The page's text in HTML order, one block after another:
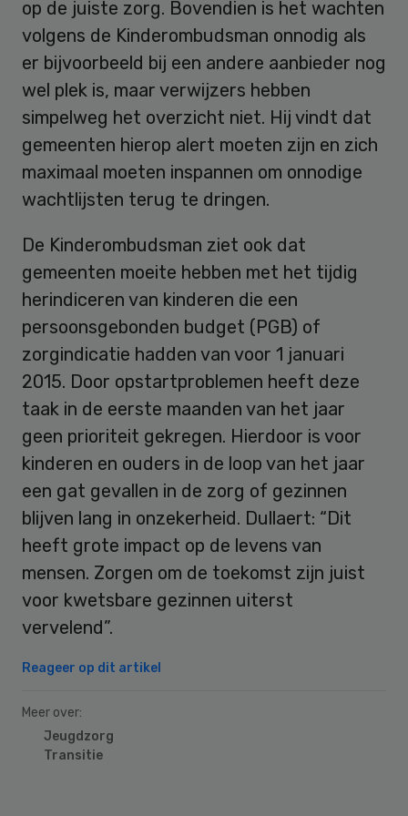
op de juiste zorg. Bovendien is het wachten
volgens de Kinderombudsman onnodig als
er bijvoorbeeld bij een andere aanbieder nog
wel plek is, maar verwijzers hebben
simpelweg het overzicht niet. Hij vindt dat
gemeenten hierop alert moeten zijn en zich
maximaal moeten inspannen om onnodige
wachtlijsten terug te dringen.
De Kinderombudsman ziet ook dat
gemeenten moeite hebben met het tijdig
herindiceren van kinderen die een
persoonsgebonden budget (PGB) of
zorgindicatie hadden van voor 1 januari
2015. Door opstartproblemen heeft deze
taak in de eerste maanden van het jaar
geen prioriteit gekregen. Hierdoor is voor
kinderen en ouders in de loop van het jaar
een gat gevallen in de zorg of gezinnen
blijven lang in onzekerheid. Dullaert: “Dit
heeft grote impact op de levens van
mensen. Zorgen om de toekomst zijn juist
voor kwetsbare gezinnen uiterst
vervelend”.
Reageer op dit artikel
Meer over:
Jeugdzorg
Transitie